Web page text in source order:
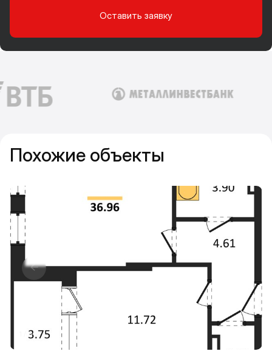
Оставить заявку
Похожие объекты
1 / 8
Прокрутить влево